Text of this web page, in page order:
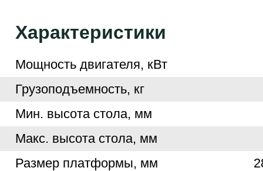
Характеристики
Мощность двигателя, кВт
Грузоподъемность, кг
Мин. высота стола, мм
Макс. высота стола, мм
Размер платформы, мм